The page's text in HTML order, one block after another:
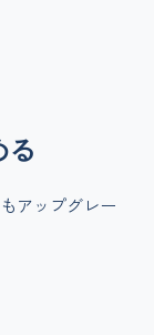
る
アップグレー